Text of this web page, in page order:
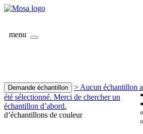
menu
Demande échantillon
> Aucun échantillon a
été sélectionné. Merci de chercher un
échantillon d’abord.
d’échantillons de couleur